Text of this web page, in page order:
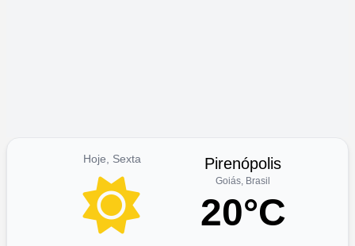
Hoje, Sexta Pirenópolis
Goiás, Brasil
20°C